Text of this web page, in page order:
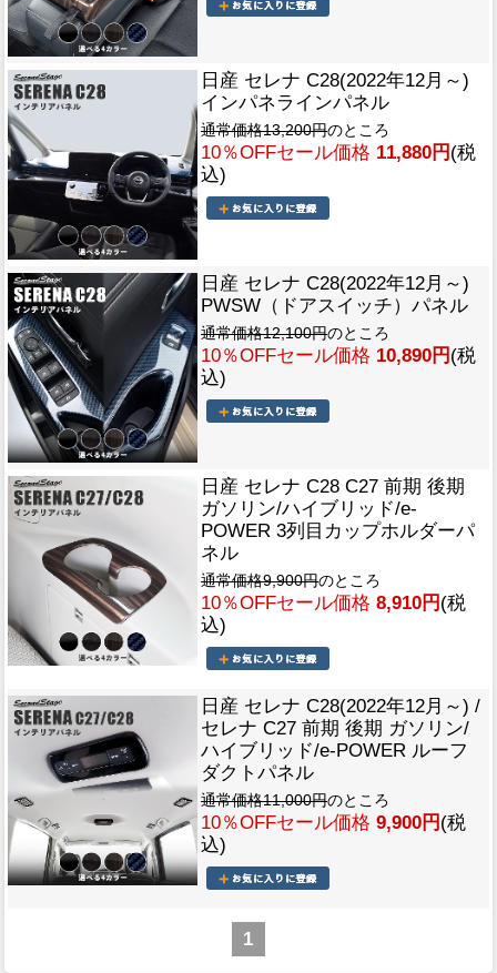
日産 セレナ C28(2022年12月～)
インパネラインパネル
通常価格13,200円のところ
10％OFFセール価格 11,880円 (税
込)
日産 セレナ C28(2022年12月～)
PWSW（ドアスイッチ）パネル
通常価格12,100円のところ
10％OFFセール価格 10,890円 (税
込)
日産 セレナ C28 C27 前期 後期
ガソリン/ハイブリッド/e-
POWER 3列目カップホルダーパ
ネル
通常価格9,900円のところ
10％OFFセール価格 8,910円 (税
込)
日産 セレナ C28(2022年12月～) /
セレナ C27 前期 後期 ガソリン/
ハイブリッド/e-POWER ルーフ
ダクトパネル
通常価格11,000円のところ
10％OFFセール価格 9,900円 (税
込)
1